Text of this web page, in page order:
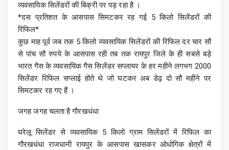
व्यवसायिक सिलेंडरों की बिक्री पर पड़ रहा है ।
*दस प्रतिशत के आसपास सिमटकर रह गई 5 किलो सिलेंडरों की
रिफिल*
कुछ माह पूर्व जब तक 5 किलो व्यवसायिक सिलेंडरों की रिफिल दर चार सौ
से पांच सौ रुपये के आसपास रही तब तक रायपुर जिले के ही सबसे बड़े
भारत गैस के व्यवसायिक गैस सिलेंडर सप्लायर के हर महीने लगभग 2000
सिलेंडर रिफिल सप्लाई होते थे जो घटकर अब डेढ़ दो सौ महीने पर
सिमटकर रह गए हैं ।
जगह जगह चलता है गौरखधंधा
घरेलू सिलेंडर से व्यवसायिक 5 किलो ग्राम सिलेंडरों में रिफिल का
गौरखधंधा राजधानी रायपुर के आसपास खासकर ओधोगिक क्षेत्रों में